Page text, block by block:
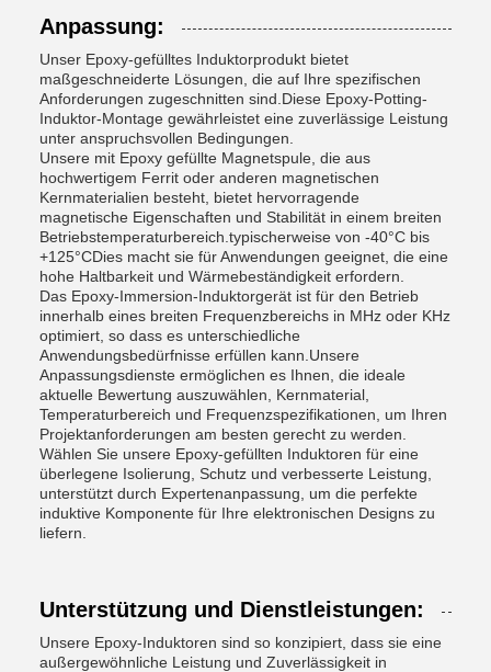
Anpassung:
Unser Epoxy-gefülltes Induktorprodukt bietet
maßgeschneiderte Lösungen, die auf Ihre spezifischen
Anforderungen zugeschnitten sind.Diese Epoxy-Potting-
Induktor-Montage gewährleistet eine zuverlässige Leistung
unter anspruchsvollen Bedingungen.
Unsere mit Epoxy gefüllte Magnetspule, die aus
hochwertigem Ferrit oder anderen magnetischen
Kernmaterialien besteht, bietet hervorragende
magnetische Eigenschaften und Stabilität in einem breiten
Betriebstemperaturbereich.typischerweise von -40°C bis
+125°CDies macht sie für Anwendungen geeignet, die eine
hohe Haltbarkeit und Wärmebeständigkeit erfordern.
Das Epoxy-Immersion-Induktorgerät ist für den Betrieb
innerhalb eines breiten Frequenzbereichs in MHz oder KHz
optimiert, so dass es unterschiedliche
Anwendungsbedürfnisse erfüllen kann.Unsere
Anpassungsdienste ermöglichen es Ihnen, die ideale
aktuelle Bewertung auszuwählen, Kernmaterial,
Temperaturbereich und Frequenzspezifikationen, um Ihren
Projektanforderungen am besten gerecht zu werden.
Wählen Sie unsere Epoxy-gefüllten Induktoren für eine
überlegene Isolierung, Schutz und verbesserte Leistung,
unterstützt durch Expertenanpassung, um die perfekte
induktive Komponente für Ihre elektronischen Designs zu
liefern.
Unterstützung und Dienstleistungen:
Unsere Epoxy-Induktoren sind so konzipiert, dass sie eine
außergewöhnliche Leistung und Zuverlässigkeit in